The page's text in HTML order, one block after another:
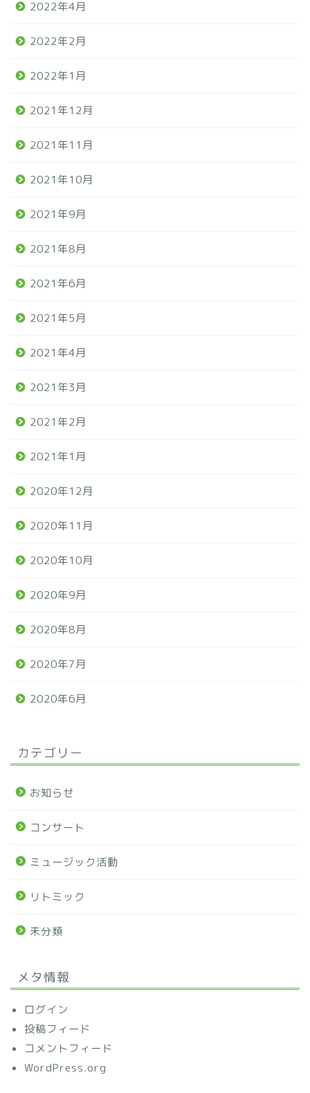
2022年4月
2022年2月
2022年1月
2021年12月
2021年11月
2021年10月
2021年9月
2021年8月
2021年6月
2021年5月
2021年4月
2021年3月
2021年2月
2021年1月
2020年12月
2020年11月
2020年10月
2020年9月
2020年8月
2020年7月
2020年6月
カテゴリー
お知らせ
コンサート
ミュージック活動
リトミック
未分類
メタ情報
ログイン
投稿フィード
コメントフィード
WordPress.org